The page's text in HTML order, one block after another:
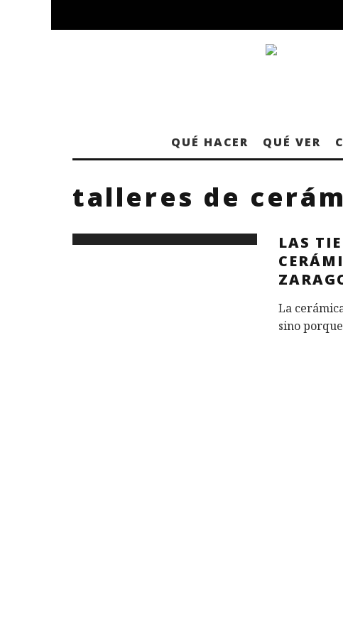
QUÉ HACER QUÉ VER
talleres de
LAS
La
sino